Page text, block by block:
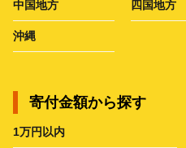
中国地方 四国地方
沖縄
寄付金額から探す
1万円以内